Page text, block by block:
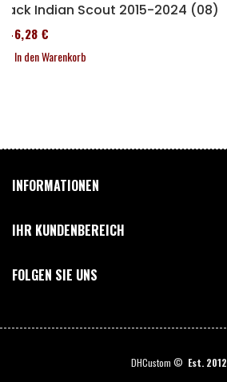
Pack Indian Scout 2015-2024 (08)
246,28 €
In den Warenkorb
INFORMATIONEN
IHR KUNDENBEREICH
FOLGEN SIE UNS
DHCustom © Est. 2012